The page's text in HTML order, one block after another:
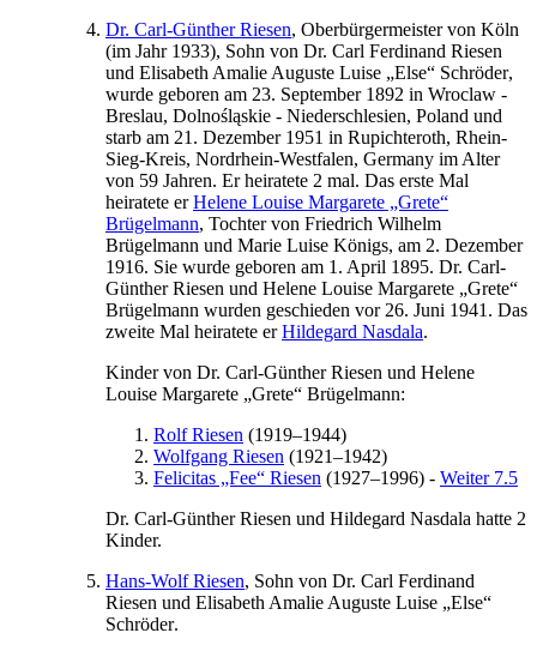
Dr. Carl-GüntherRiesen, Oberbürgermeister von Köln
(im Jahr 1933), Sohn von Dr. Carl Ferdinand Riesen
und Elisabeth Amalie Auguste Luise „Else“ Schröder,
wurde geboren am 23. September 1892 in Wroclaw -
Breslau, Dolnośląskie - Niederschlesien, Poland und
starb am 21. Dezember 1951 in Rupichteroth, Rhein-
Sieg-Kreis, Nordrhein-Westfalen, Germany im Alter
von 59 Jahren. Er heiratete 2 mal. Das erste Mal
heiratete erHelene Louise Margarete „Grete“
Brügelmann, Tochter von Friedrich Wilhelm
Brügelmann und Marie Luise Königs, am 2. Dezember
1916. Sie wurde geboren am 1. April 1895. Dr. Carl-
GüntherRiesen und Helene Louise Margarete „Grete“
Brügelmann wurden geschieden vor 26. Juni 1941 . Das
zweite Mal heiratete erHildegard Nasdala.
Kinder von Dr. Carl-GüntherRiesen und Helene
Louise Margarete „Grete“ Brügelmann:
RolfRiesen (1919–1944)
Wolfgang Riesen (1921–1942)
Felicitas „Fee“ Riesen (1927–1996) - Weiter 7.5
Dr. Carl-GüntherRiesen und Hildegard Nasdala hatte 2
Kinder.
Hans-WolfRiesen, Sohn von Dr. Carl Ferdinand
Riesen und Elisabeth Amalie Auguste Luise „Else“
Schröder.